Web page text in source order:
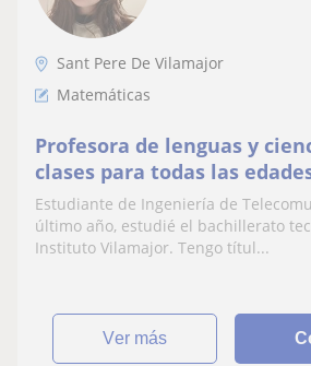
Sant Pere De Vilamajor
Matemáticas
Profesora de lenguas y
clases para todas las
Estudiante de Ingeniería de
último año, estudié el bachillerato
Instituto Vilamajor. Tengo títul...
ver más